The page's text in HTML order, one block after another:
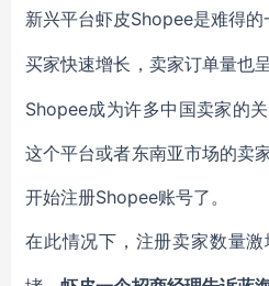
新兴平台虾皮Shopee是难得的
买家快速增长，卖家订单量也
Shopee成为许多中国卖家的
这个平台或者东南亚市场的卖
开始注册Shopee账号了。
在此情况下，注册卖家数量